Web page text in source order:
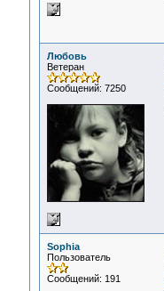
Любовь
Ветеран
Сообщений: 7250
Sophia
Пользователь
Сообщений: 191